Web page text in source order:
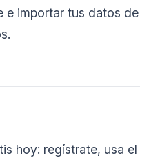
e importar tus datos de
hoy: regístrate, usa el